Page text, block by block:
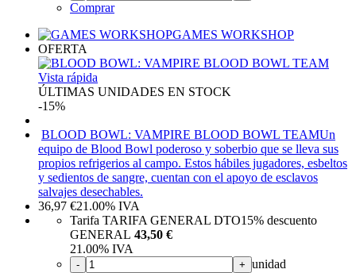
Comprar
GAMES WORKSHOP
OFERTA
Vista rápida
ÚLTIMAS UNIDADES EN STOCK
-15%
BLOOD BOWL: VAMPIRE BLOOD BOWL TEAMUn
equipo de Blood Bowl poderoso y soberbio que se lleva sus
propios refrigerios al campo. Estos hábiles jugadores, esbeltos
y sedientos de sangre, cuentan con el apoyo de esclavos
salvajes desechables.
36,97 €21.00% IVA
Tarifa TARIFA GENERAL DTO15% descuento
GENERAL 43,50 €
21.00% IVA
- + unidad